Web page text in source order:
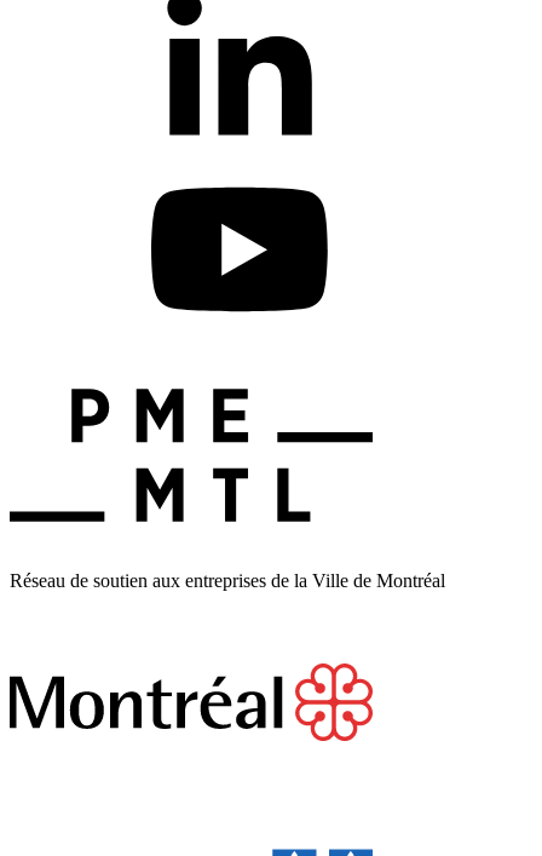
Réseau de soutien aux entreprises de la Ville de Montréal